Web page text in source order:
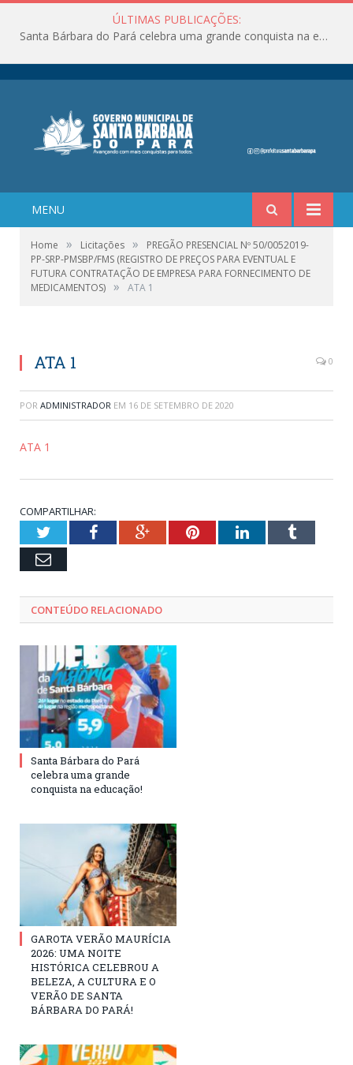
ÚLTIMAS PUBLICAÇÕES:
Santa Bárbara do Pará celebra uma grande conquista na educação!
MENU
Home » Licitações »
PREGÃO PRESENCIAL Nº 50/0052019-
PP-SRP-PMSBP/FMS (REGISTRO DE PREÇOS PARA EVENTUAL E
FUTURA CONTRATAÇÃO DE EMPRESA PARA FORNECIMENTO DE
MEDICAMENTOS) » ATA 1
ATA 1 0
POR ADMINISTRADOR EM 16 DE SETEMBRO DE 2020
ATA 1
COMPARTILHAR:
TwitterFacebookGoogle+PinterestLinkedInTumblr
Email
CONTEÚDO RELACIONADO
Santa Bárbara do Pará
celebra uma grande
conquista na educação!
GAROTA VERÃO MAURÍCIA
2026: UMA NOITE
HISTÓRICA CELEBROU A
BELEZA, A CULTURA E O
VERÃO DE SANTA
BÁRBARA DO PARÁ!